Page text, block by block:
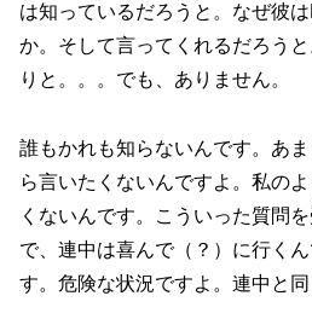
は知っているだろうと。なぜ彼
か。そして言ってくれるだろう
りと。。。でも、ありません。
誰もかれも知らないんです。あ
ら言いたくないんですよ。私の
くないんです。こういった質問
で、連中は喜んで（？）に行く
す。危険な状況ですよ。連中と同